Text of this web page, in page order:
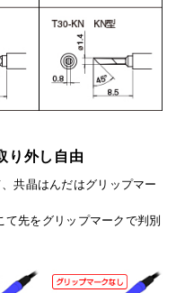
り外し自由
共晶はんだはグリップマー
先をグリップマークで判別